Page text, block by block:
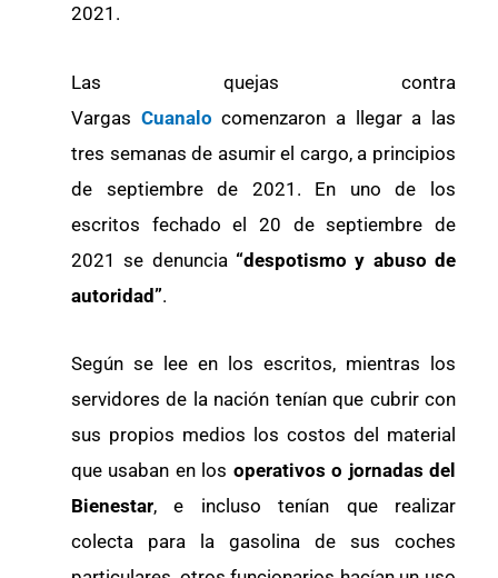
2021.
Las quejas contra
Vargas Cuanalo comenzaron a llegar a las
tres semanas de asumir el cargo, a principios
de septiembre de 2021. En uno de los
escritos fechado el 20 de septiembre de
2021 se denuncia “despotismo y abuso de
autoridad”.
Según se lee en los escritos, mientras los
servidores de la nación tenían que cubrir con
sus propios medios los costos del material
que usaban en los operativos o jornadas del
Bienestar, e incluso tenían que realizar
colecta para la gasolina de sus coches